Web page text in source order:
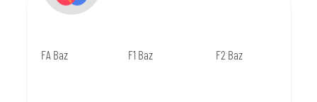
FA Baz F1 Baz F2 Baz